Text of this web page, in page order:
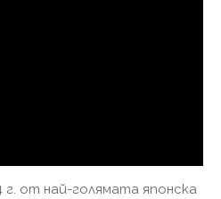
от най-голямата японска